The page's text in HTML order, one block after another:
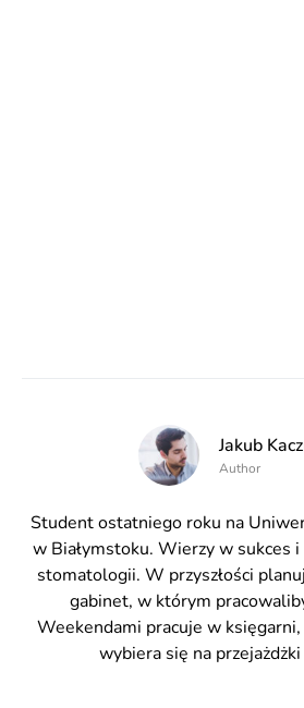
Jakub
Author
Student ostatniego roku na
w Białymstoku. Wierzy w sukces i
stomatologii. W przyszłości
gabinet, w którym
Weekendami pracuje w
wybiera się na